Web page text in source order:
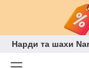
Нарди та шахи